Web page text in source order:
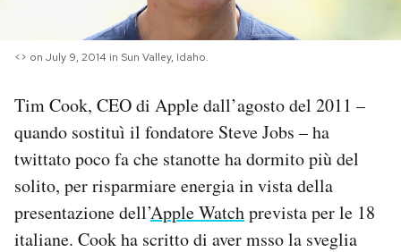
I MIEI PREFERITI
SHOP
CALENDARIO
AREA PERSONALE
<> on July 9, 2014 in Sun Valley, Idaho.
Tim Cook, CEO di Apple dall’agosto del 2011 –
quando sostituì il fondatore Steve Jobs – ha
twittato poco fa che stanotte ha dormito più del
solito, per risparmiare energia in vista della
presentazione dell’Apple Watchprevista per le 18
italiane. Cook ha scritto di aver msso la sveglia